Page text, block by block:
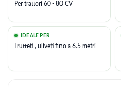
Per trattori 60 - 80 CV
IDEALE PER
Frutteti , uliveti fino a 6.5 metri